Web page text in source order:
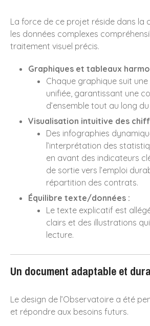
Connexion
FluxRSS
La force de ce projet réside dans la
les données complexes
traitement visuel précis.
Graphiques et tableaux
Chaque graphique suit
unifiée, garantissant une
d’ensemble tout au long
Visualisation intuitive des
Des infographies
l’interprétation des
en avant des indicateurs
de sortie vers l’emploi
répartition des contrats.
Équilibre texte/données :
Le texte explicatif est
clairs et des illustrations
lecture.
Un document adaptable et
Le design de l’Observatoire a été
et répondre aux besoins futurs.